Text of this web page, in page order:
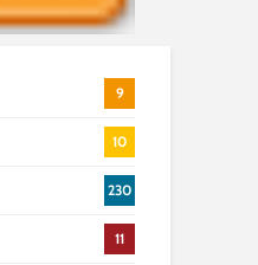
9
10
230
11